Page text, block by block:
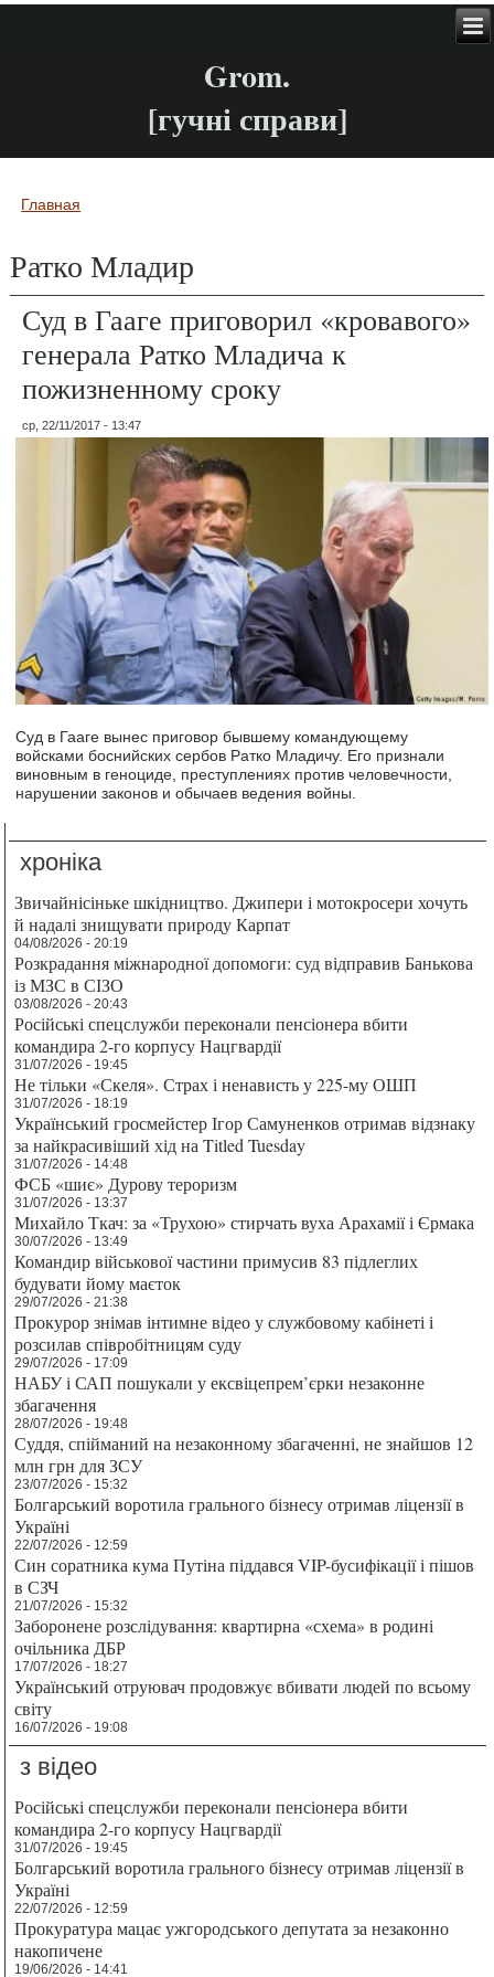
Grom.
[гучні справи]
Вы здесь
Главная
Ратко Младир
Суд в Гааге приговорил «кровавого»
генерала Ратко Младича к
пожизненному сроку
ср, 22/11/2017 - 13:47
Суд в Гааге вынес приговор бывшему командующему
войсками боснийских сербов Ратко Младичу. Его признали
виновным в геноциде, преступлениях против человечности,
нарушении законов и обычаев ведения войны.
хроніка
Звичайнісіньке шкідництво. Джипери і мотокросери хочуть
й надалі знищувати природу Карпат
04/08/2026 - 20:19
Розкрадання міжнародної допомоги: суд відправив Банькова
із МЗС в СІЗО
03/08/2026 - 20:43
Російські спецслужби переконали пенсіонера вбити
командира 2-го корпусу Нацгвардії
31/07/2026 - 19:45
Не тільки «Скеля». Страх і ненависть у 225-му ОШП
31/07/2026 - 18:19
Український гросмейстер Ігор Самуненков отримав відзнаку
за найкрасивіший хід на Titled Tuesday
31/07/2026 - 14:48
ФСБ «шиє» Дурову тероризм
31/07/2026 - 13:37
Михайло Ткач: за «Трухою» стирчать вуха Арахамії і Єрмака
30/07/2026 - 13:49
Командир військової частини примусив 83 підлеглих
будувати йому маєток
29/07/2026 - 21:38
Прокурор знімав інтимне відео у службовому кабінеті і
розсилав співробітницям суду
29/07/2026 - 17:09
НАБУ і САП пошукали у ексвіцепрем’єрки незаконне
збагачення
28/07/2026 - 19:48
Суддя, спійманий на незаконному збагаченні, не знайшов 12
млн грн для ЗСУ
23/07/2026 - 15:32
Болгарський воротила грального бізнесу отримав ліцензії в
Україні
22/07/2026 - 12:59
Син соратника кума Путіна піддався VIP-бусифікації і пішов
в СЗЧ
21/07/2026 - 15:32
Заборонене розслідування: квартирна «схема» в родині
очільника ДБР
17/07/2026 - 18:27
Український отруювач продовжує вбивати людей по всьому
світу
16/07/2026 - 19:08
з відео
Російські спецслужби переконали пенсіонера вбити
командира 2-го корпусу Нацгвардії
31/07/2026 - 19:45
Болгарський воротила грального бізнесу отримав ліцензії в
Україні
22/07/2026 - 12:59
Прокуратура мацає ужгородського депутата за незаконно
накопичене
19/06/2026 - 14:41